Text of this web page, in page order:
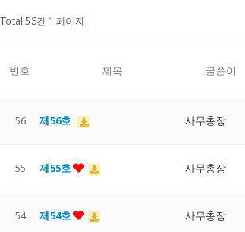
Total 56건 1 페이지
번호 제목 글쓴이
56 제56호 사무총장
55 제55호 사무총장
54 제54호 사무총장